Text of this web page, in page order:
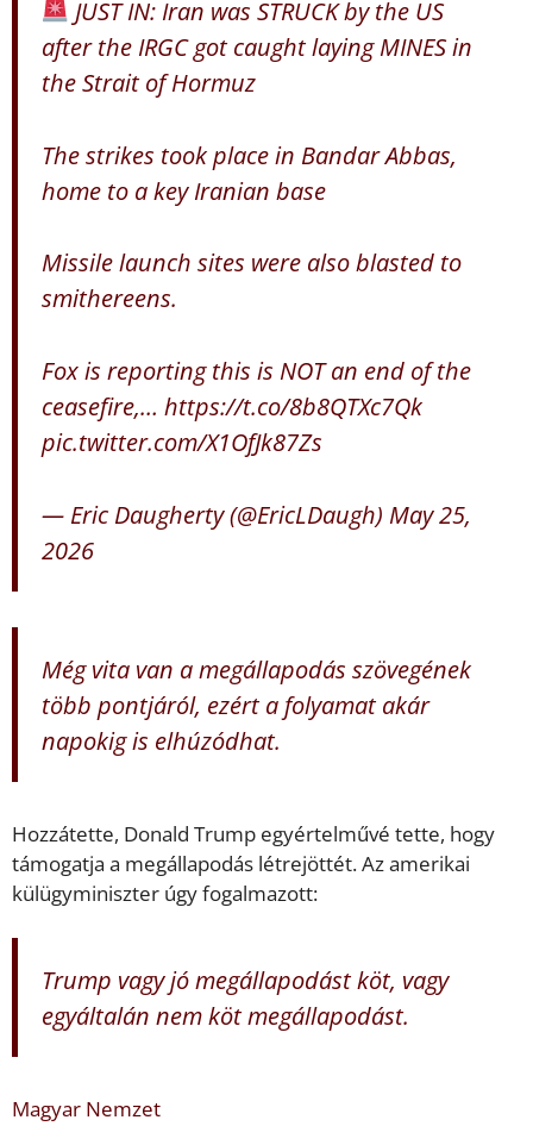
JUST IN: Iran was STRUCK by the US
after the IRGC got caught laying MINES in
the Strait of Hormuz
The strikes took place in Bandar Abbas,
home to a key Iranian base
Missile launch sites were also blasted to
smithereens.
Fox is reporting this is NOT an end of the
ceasefire,… https://t.co/8b8QTXc7Qk
pic.twitter.com/X1OfJk87Zs
— Eric Daugherty (@EricLDaugh) May 25,
2026
Még vita van a megállapodás szövegének
több pontjáról, ezért a folyamat akár
napokig is elhúzódhat.
Hozzátette, Donald Trump egyértelművé tette, hogy
támogatja a megállapodás létrejöttét. Az amerikai
külügyminiszter úgy fogalmazott:
Trump vagy jó megállapodást köt, vagy
egyáltalán nem köt megállapodást.
Magyar Nemzet